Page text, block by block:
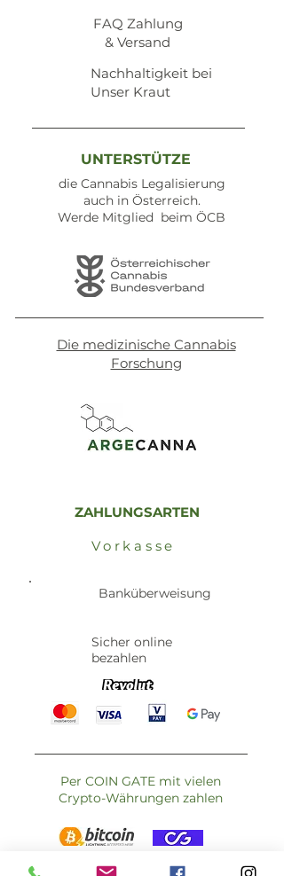
​FAQ Zahlung
& Versand
Nachhaltigkeit bei
Unser Kraut
UNTERSTÜTZE
die Cannabis Legalisierung
auch in Österreich.
Werde Mitglied beim ÖCB
Die medizinische Cannabis
Forschung
ZAHLUNGSARTEN
Vorkasse
Banküberweisung
Sicher online
bezahlen
Per COIN GATE mit vielen
Crypto-Währungen zahlen